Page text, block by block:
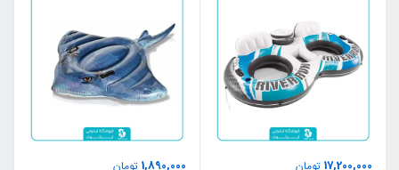
17,200,000 تومان 1,890,000 تومان